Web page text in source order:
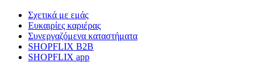
Σχετικά με εμάς
Ευκαιρίες καριέρας
Συνεργαζόμενα καταστήματα
SHOPFLIX B2B
SHOPFLIX app